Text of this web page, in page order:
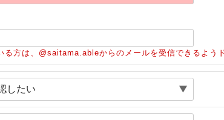
方は、@saitama.ableからのメールを受信できるよう